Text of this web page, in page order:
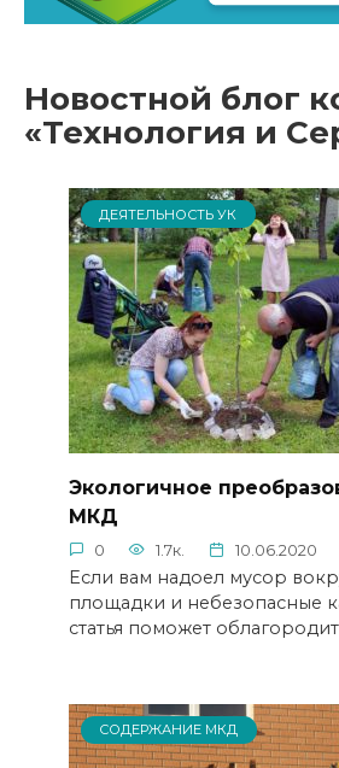
Новостной блог
«Технология и
ДЕЯТЕЛЬНОСТЬ УК
Экологичное
МКД
0 1.7к. 10.06.2020
Если вам надоел мусор
площадки и небезопасные
статья поможет
СОДЕРЖАНИЕ МКД